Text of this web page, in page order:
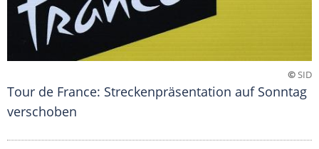
©SID
Tour de France: Streckenpräsentation auf Sonntag
verschoben